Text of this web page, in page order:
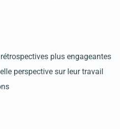
plus engageantes
perspective sur leur travail